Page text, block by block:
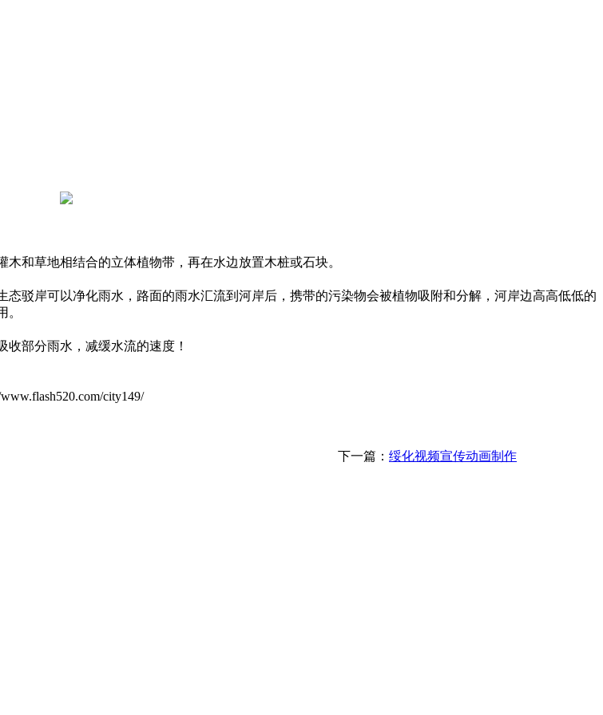
和草地相结合的立体植物带，再在水边放置木桩或石块。
驳岸可以净化雨水，路面的雨水汇流到河岸后，携带的污染物会被植物吸附和分解，河岸边高高低低的
部分雨水，减缓水流的速度！
www.flash520.com/city149/
下一篇： 绥化视频宣传动画制作